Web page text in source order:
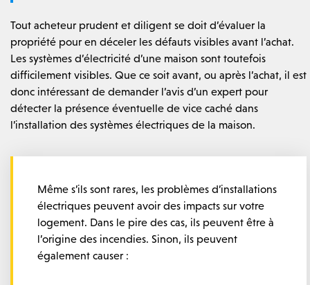
Tout acheteur prudent et diligent se doit d’évaluer la
propriété pour en déceler les défauts visibles avant l’achat.
Les systèmes d’électricité d’une maison sont toutefois
difficilement visibles. Que ce soit avant, ou après l’achat, il est
donc intéressant de demander l’avis d’un expert pour
détecter la présence éventuelle de vice caché dans
l’installation des systèmes électriques de la maison.
Même s’ils sont rares, les problèmes d’installations
électriques peuvent avoir des impacts sur votre
logement. Dans le pire des cas, ils peuvent être à
l’origine des incendies. Sinon, ils peuvent
également causer :